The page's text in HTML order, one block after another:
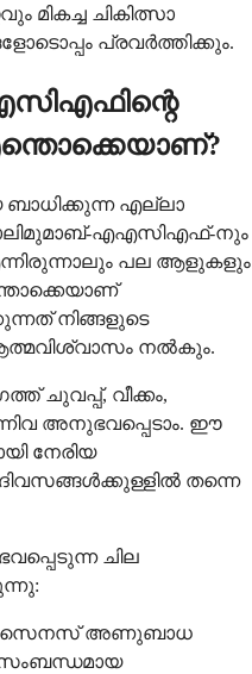
മികച്ച ചികിത്സാ
പ്രവർത്തിക്കും.
എല്ലാ
എഎസിഎഫ്-നും
പല ആളുകളും
നിങ്ങളുടെ
നൽകും.
ചുവപ്പ്, വീക്കം,
അനുഭവപ്പെടാം. ഈ
നേരിയ
തന്നെ
ചില
സൈനസ് അണുബാധ